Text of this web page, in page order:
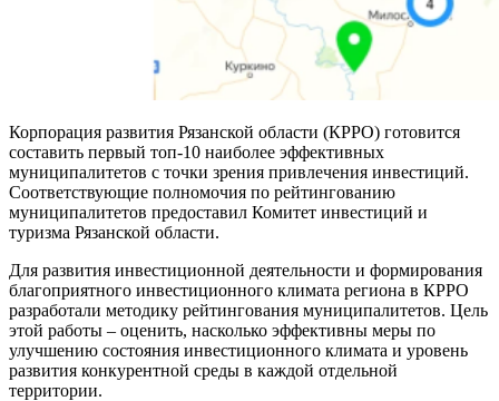
Корпорация развития Рязанской области (КРРО) готовится
составить первый топ-10 наиболее эффективных
муниципалитетов с точки зрения привлечения инвестиций.
Соответствующие полномочия по рейтингованию
муниципалитетов предоставил Комитет инвестиций и
туризма Рязанской области.
Для развития инвестиционной деятельности и формирования
благоприятного инвестиционного климата региона в КРРО
разработали методику рейтингования муниципалитетов. Цель
этой работы – оценить, насколько эффективны меры по
улучшению состояния инвестиционного климата и уровень
развития конкурентной среды в каждой отдельной
территории.